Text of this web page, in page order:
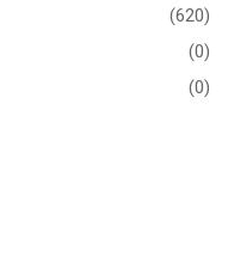
(620)
(0)
(0)